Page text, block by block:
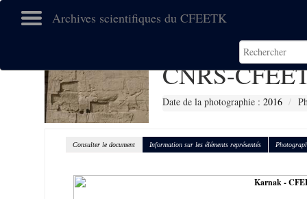
Archives scientifiques du CFEETK
CNRS-
Date de la photographie : 2016
Consulter le document Information sur les éléments représentés